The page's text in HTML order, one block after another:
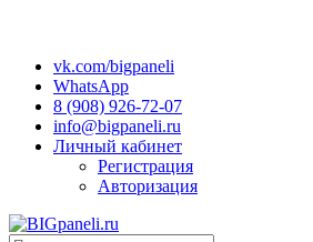
vk.com/bigpaneli
WhatsApp
8 (908) 926-72-07
info@bigpaneli.ru
Личный кабинет
Регистрация
Авторизация